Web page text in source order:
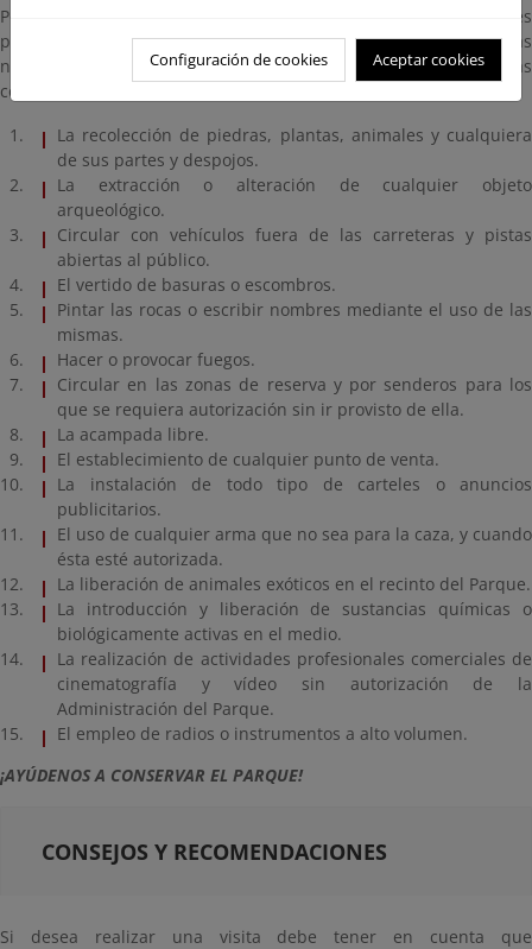
Por favor, no olvide que si encuentra el Parque en buen estado es
porque el visitante anterior a usted siguió escrupulosamente las
normas de visita, por las que se consideran conductas
constitutivas de infracción:
La recolección de piedras, plantas, animales y cualquiera
de sus partes y despojos.
La extracción o alteración de cualquier objeto
arqueológico.
Circular con vehículos fuera de las carreteras y pistas
abiertas al público.
El vertido de basuras o escombros.
Pintar las rocas o escribir nombres mediante el uso de las
mismas.
Hacer o provocar fuegos.
Circular en las zonas de reserva y por senderos para los
que se requiera autorización sin ir provisto de ella.
La acampada libre.
El establecimiento de cualquier punto de venta.
La instalación de todo tipo de carteles o anuncios
publicitarios.
El uso de cualquier arma que no sea para la caza, y cuando
ésta esté autorizada.
La liberación de animales exóticos en el recinto del Parque.
La introducción y liberación de sustancias químicas o
biológicamente activas en el medio.
La realización de actividades profesionales comerciales de
cinematografía y vídeo sin autorización de la
Administración del Parque.
El empleo de radios o instrumentos a alto volumen.
¡AYÚDENOS A CONSERVAR EL PARQUE!
CONSEJOS Y RECOMENDACIONES
Si desea realizar una visita debe tener en cuenta que
Configuración de cookies Aceptar cookies